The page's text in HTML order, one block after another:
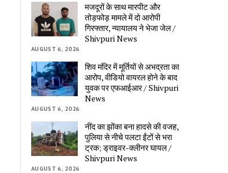
मजदूरों के साथ मारपीट और
तोड़फोड़ मामले में दो आरोपी
गिरफ्तार, न्यायालय ने भेजा जेल /
Shivpuri News
AUGUST 6, 2026
शिव मंदिर में मूर्तियों से अभद्रता का
आरोप, वीडियो वायरल होने के बाद
युवक पर एफआईआर / Shivpuri
News
AUGUST 6, 2026
नींद का झोंका बना हादसे की वजह,
पुलिया से नीचे पलटा ईंटों से भरा
ट्रक; ड्राइवर-क्लीनर घायल /
Shivpuri News
AUGUST 6, 2026